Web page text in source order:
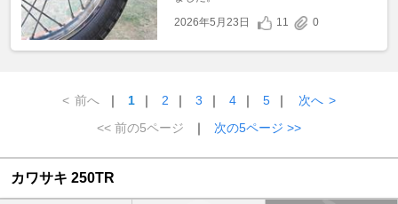
2026年5月23日
11 0
< 前へ ｜ 1 ｜ 2 ｜ 3 ｜ 4 ｜ 5 ｜ 次へ >
<< 前の5ページ
｜ 次の5ページ >>
カワサキ 250TR